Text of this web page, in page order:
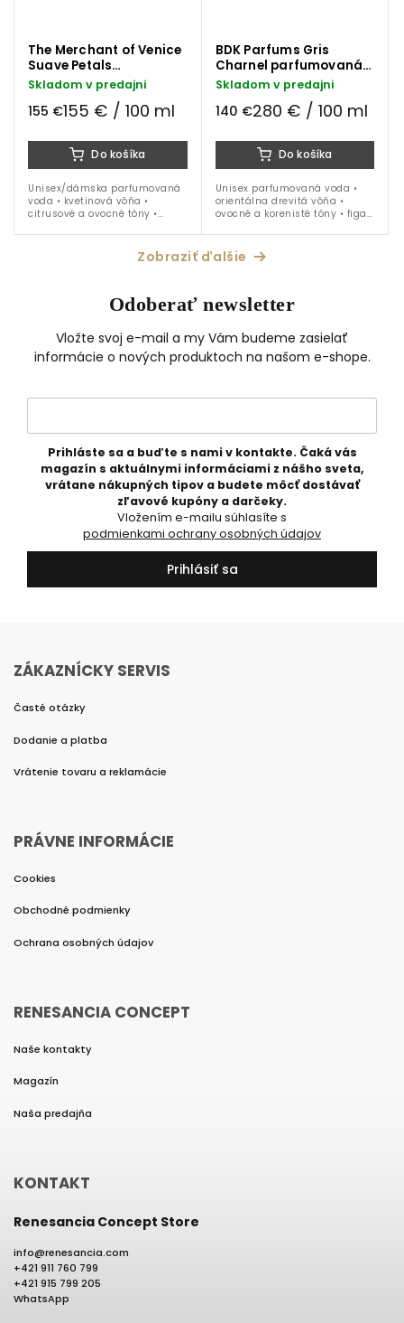
The Merchant of Venice
Suave Petals
parfumovaná voda 100
Skladom v predajni
155 €155 € / 100 ml
Do košíka
Unisex/dámska parfumovaná
voda • kvetinová vôňa •
citrusové a ovocné tóny •
santalové drevo • vanilka • jar
• leto • jeseň • zima • 100 ml
BDK Parfums Gris
Charnel parfumovaná
voda 50 ml
Skladom v predajni
140 €280 € / 100 ml
Do košíka
Unisex parfumovaná voda •
orientálna drevitá vôňa •
ovocné a korenisté tóny • figa •
drevo • tonka fazuľa • ideálna
na celoročné nosenie
Zobraziť ďalšie
Odoberať newsletter
Vložte svoj e-mail a my Vám budeme zasielať
informácie o nových produktoch na našom e-shope.
Prihláste sa a buďte s nami v kontakte. Čaká vás
magazín s aktuálnymi informáciami z nášho sveta,
vrátane nákupných tipov a budete môcť dostávať
zľavové kupóny a darčeky.
podmienkami ochrany osobných údajov
Prihlásiť sa
ZÁKAZNÍCKY SERVIS
Časté otázky
Dodanie a platba
Vrátenie tovaru a reklamácie
PRÁVNE INFORMÁCIE
Cookies
Obchodné podmienky
Ochrana osobných údajov
RENESANCIA CONCEPT
Naše kontakty
Magazín
Naša predajňa
KONTAKT
Renesancia Concept Store
info@renesancia.com
+421 911 760 799
+421 915 799 205
WhatsApp